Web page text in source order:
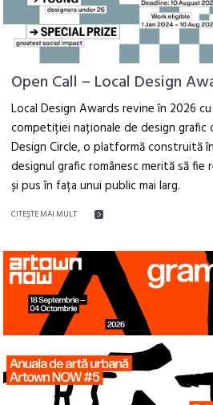
Open Call – Local Design
Local Design Awards revine în 2026
competiției naționale de design grafic
Design Circle, o platformă construită
designul grafic românesc merită să
și pus în fața unui public mai larg.
CITEŞTE MAI MULT